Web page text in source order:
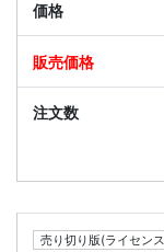
売り切り版(ライセン